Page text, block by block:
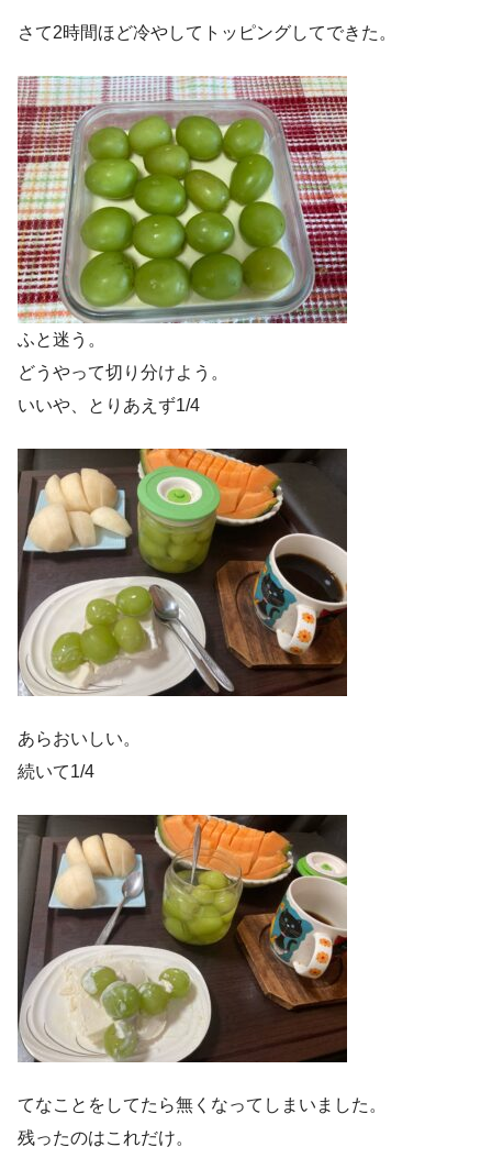
さて2時間ほど冷やしてトッピングしてできた。
ふと迷う。
どうやって切り分けよう。
いいや、とりあえず1/4
あらおいしい。
続いて1/4
てなことをしてたら無くなってしまいました。
残ったのはこれだけ。